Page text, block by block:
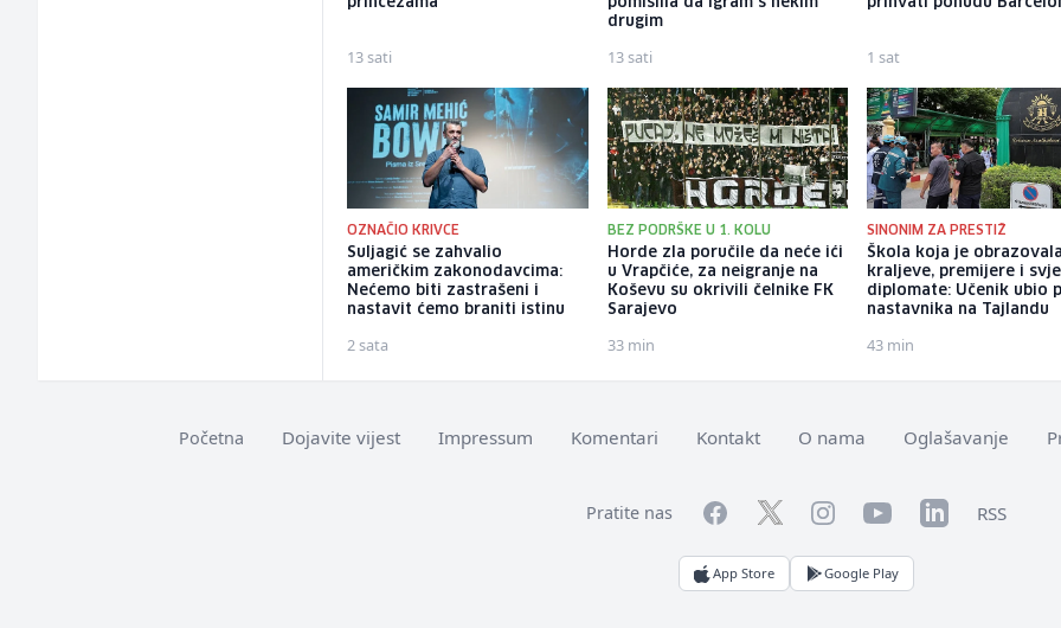
princezama
13 sati
pomislila da igram s nekim
drugim
13 sati
prihvati ponudu
1 sat
OZNAČIO KRIVCE
Suljagić se zahvalio
američkim zakonodavcima:
Nećemo biti zastrašeni i
nastavit ćemo braniti istinu
2 sata
BEZ PODRŠKE U 1. KOLU
Horde zla poručile da neće ići
u Vrapčiće, za neigranje na
Koševu su okrivili čelnike FK
Sarajevo
33 min
SINONIM ZA PRESTIŽ
Škola koja je
kraljeve, premijere i
diplomate: Učenik ubio
nastavnika na Tajlandu
43 min
Početna Dojavite vijest Impressum Komentari Kontakt O nama Oglašavanje
Pratite nas FacebookTwitterInstagramYouTubeLinkedInRSS
App Store Google Play